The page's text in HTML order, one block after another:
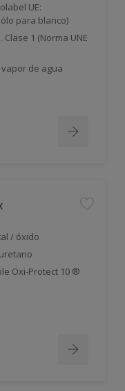
UE:
para blanco)
1 (Norma UNE
de agua
/ óxido
Oxi-Protect 10 ®